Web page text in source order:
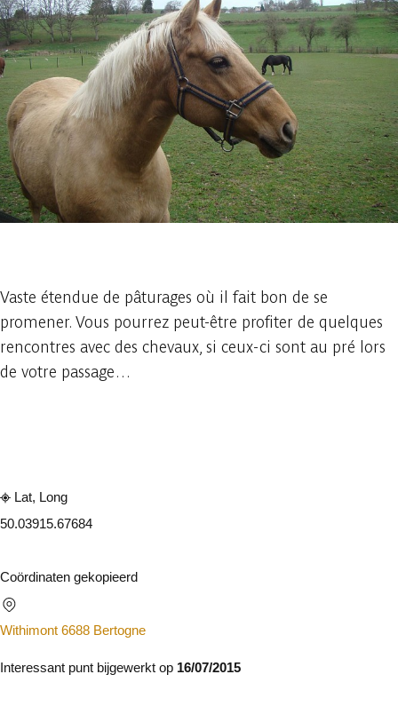
Vaste étendue de pâturages où il fait bon de se
promener. Vous pourrez peut-être profiter de quelques
rencontres avec des chevaux, si ceux-ci sont au pré lors
de votre passage…
Lat, Long
50.03915.67684
Coördinaten gekopieerd
Withimont 6688 Bertogne
Interessant punt bijgewerkt op 16/07/2015